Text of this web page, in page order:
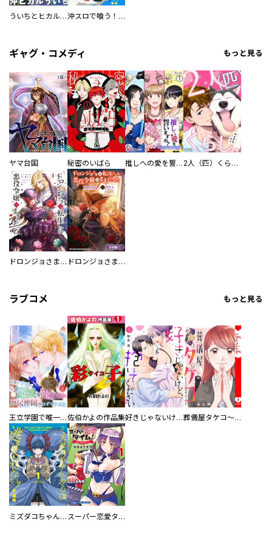
ういちとヒカルのちょっとおもスロい漫画 沖スロで喰う！！
ギャグ・コメディ もっと見る
ヤマ台国 秘密のいばら 推しへの愛を誓いますか？～アラサー女子、推しは逃げぬが人生逃げる～ 2人（匹）くらし。
ドロンジョさまは転生しても悪役令嬢のままだった ドロンジョさまは転生しても悪役令嬢のままだった【分冊版】
ラブコメ もっと見る
王立学園で唯一魔法が使えない庶民仲間のはずですよね～実は王子様で私を溺愛しているなんて告白はやめてください～佐伯かよの作品集 好きじゃないけど、抱いてください【電子単行本版／特典おまけ付き】 葬儀屋タケコ～あなたの最期、叶えます【電子単行本版】
ミズダコちゃんからは逃げられない！ スーパー恋愛タイム！～現場でドＳな彼女は自宅でデレる～